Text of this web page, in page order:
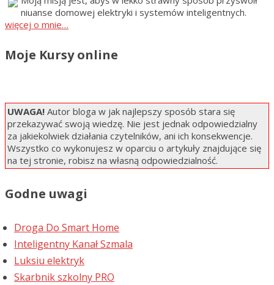
niuanse domowej elektryki i systemów inteligentnych.
więcej o mnie…
Moje Kursy online
UWAGA! Autor bloga w jak najlepszy sposób stara się
przekazywać swoją wiedzę. Nie jest jednak odpowiedzialny
za jakiekolwiek działania czytelników, ani ich konsekwencje.
Wszystko co wykonujesz w oparciu o artykuły znajdujące się
na tej stronie, robisz na własną odpowiedzialność.
Godne uwagi
Droga Do Smart Home
Inteligentny Kanał Szmala
Luksiu elektryk
Skarbnik szkolny PRO